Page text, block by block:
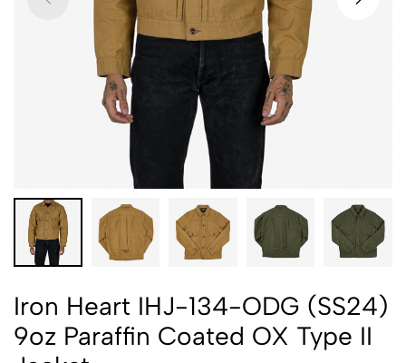
Iron Heart IHJ-134-ODG (SS24)
9oz Paraffin Coated OX Type II